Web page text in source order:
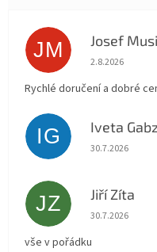
JM Josef
Hodnocení
2.8.2026
Rychlé doručení a dobré
IG Iveta
Hodnocení
30.7.2026
JZ Jiří Zíta
Hodnocení
30.7.2026
vše v pořádku